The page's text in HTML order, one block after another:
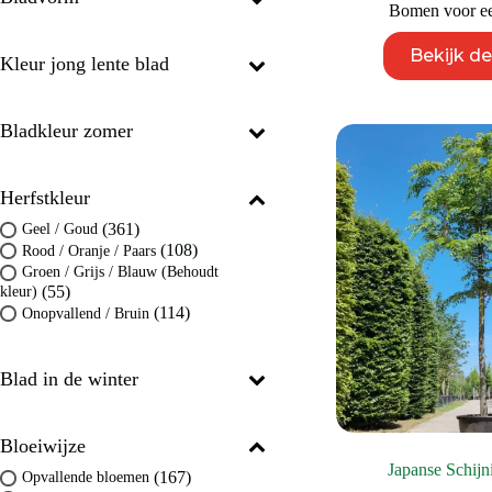
Bomen voor
Bekijk
Japanse
Kleur jong lente blad
Bladkleur zomer
Herfstkleur
Geel / Goud (361)
Rood / Oranje / Paars (108)
Groen / Grijs / Blauw (Behoudt
kleur) (55)
Onopvallend / Bruin (114)
Blad in de winter
Bloeiwijze
Opvallende bloemen (167)